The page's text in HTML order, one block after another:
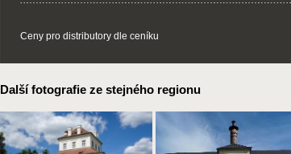
Ceny pro distributory dle ceníku
Další fotografie ze stejného regionu